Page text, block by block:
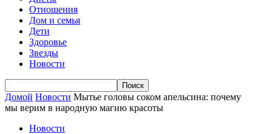
Отношения
Дом и семья
Дети
Здоровье
Звезды
Новости
Домой Новости Мытье головы соком апельсина: почему
мы верим в народную магию красоты
Новости